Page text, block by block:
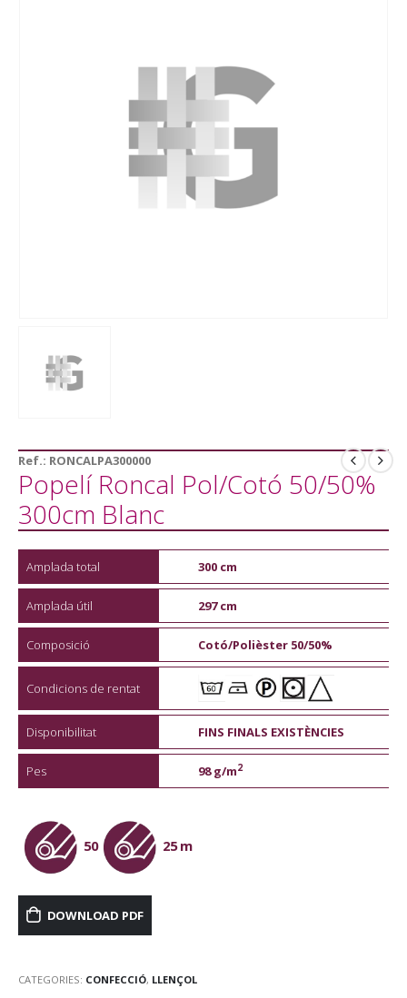
Ref.: RONCALPA300000
Popelí Roncal Pol/Cotó 50/50%
300cm Blanc
Amplada total 300 cm
Amplada útil 297 cm
Composició Cotó/Polièster 50/50%
Condicions de rentat
Disponibilitat FINS FINALS EXISTÈNCIES
Pes 98 g/m2
50 25 m
DOWNLOAD PDF
CATEGORIES: CONFECCIÓ, LLENÇOL